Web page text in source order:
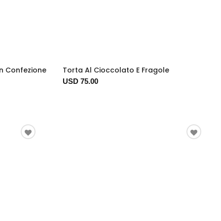
Confezione Torta Al Cioccolato E Fragole
USD 75.00